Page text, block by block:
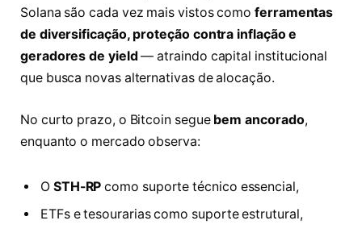
Solana são cada vez mais vistos comoferramentas
de diversificação, proteção contra inflação e
geradores de yield — atraindo capital institucional
que busca novas alternativas de alocação.
No curto prazo, o Bitcoin segue bem ancorado,
enquanto o mercado observa:
O STH-RP como suporte técnico essencial,
ETFs e tesourarias como suporte estrutural,